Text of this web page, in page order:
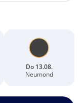
Do 13.08.
Neumond